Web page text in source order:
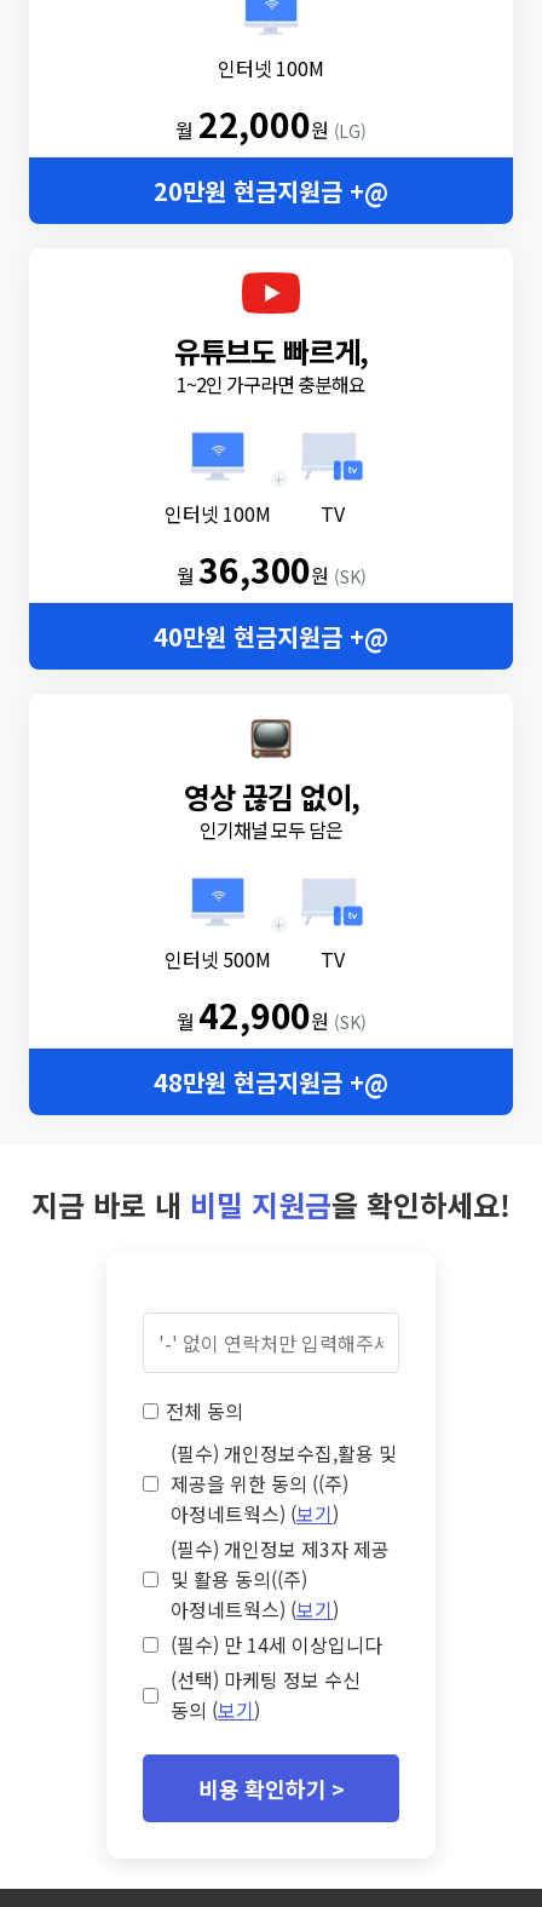
인터넷 100M
월 22,000원 (LG)
20만원 현금지원금 +@
유튜브도 빠르게,
1~2인 가구라면 충분해요
인터넷 100M
+
TV
월36,300원 (SK)
40만원 현금지원금 +@
영상 끊김 없이,
인기채널 모두 담은
인터넷 500M
+
TV
월 42,900원 (SK)
48만원 현금지원금 +@
지금 바로 내 비밀 지원금을 확인하세요!
전체 동의
(필수) 개인정보수집,활용 및
제공을 위한 동의 ((주)
아정네트웍스) (보기)
(필수) 개인정보 제3자 제공
및 활용 동의((주)
아정네트웍스) (보기)
(필수) 만 14세 이상입니다
(선택) 마케팅 정보 수신
동의 (보기)
비용 확인하기 >